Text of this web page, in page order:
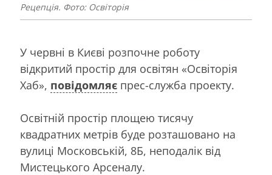
Рецепція. Фото: Освіторія
У червні в Києві розпочне роботу
відкритий простір для освітян «Освіторія
Хаб», повідомляє прес-служба проекту.
Освітній простір площею тисячу
квадратних метрів буде розташовано на
вулиці Московській, 8Б, неподалік від
Мистецького Арсеналу.